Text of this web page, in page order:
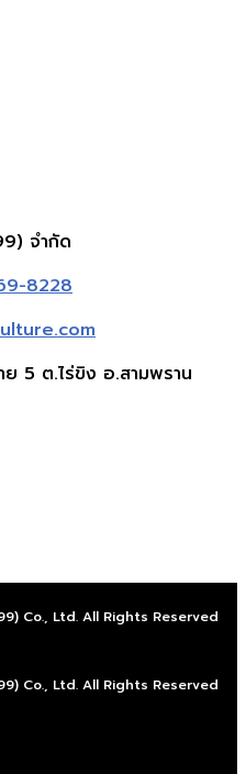
จำกัด
8228
5 ต.ไร่ขิง อ.สามพราน
Co., Ltd. All Rights Reserved
Co., Ltd. All Rights Reserved